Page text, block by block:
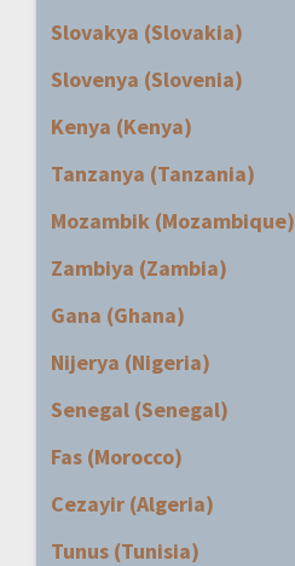
Slovakya (Slovakia)
Slovenya (Slovenia)
Kenya (Kenya)
Tanzanya (Tanzania)
Mozambik (Mozambique)
Zambiya (Zambia)
Gana (Ghana)
Nijerya (Nigeria)
Senegal (Senegal)
Fas (Morocco)
Cezayir (Algeria)
Tunus (Tunisia)